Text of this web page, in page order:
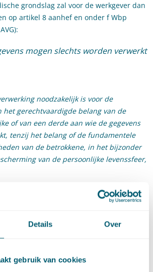
Details Over
gebruik van cookies
grondslag zal voor de werkgever dan
op artikel 8 aanhef en onder f Wbp
mogen slechts worden verwerkt
noodzakelijk is voor de
het gerechtvaardigde belang van de
of van een derde aan wie de gegevens
tenzij het belang of de fundamentele
van de betrokkene, in het bijzonder
van de persoonlijke levenssfeer,
en subsidiair
door de werkgever op grond van
in acht worden genomen.